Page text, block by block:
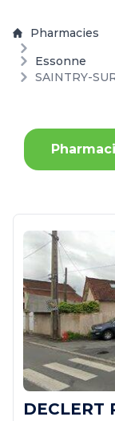
Pharmacies
Essonne
SAINTRY-
DECLERT